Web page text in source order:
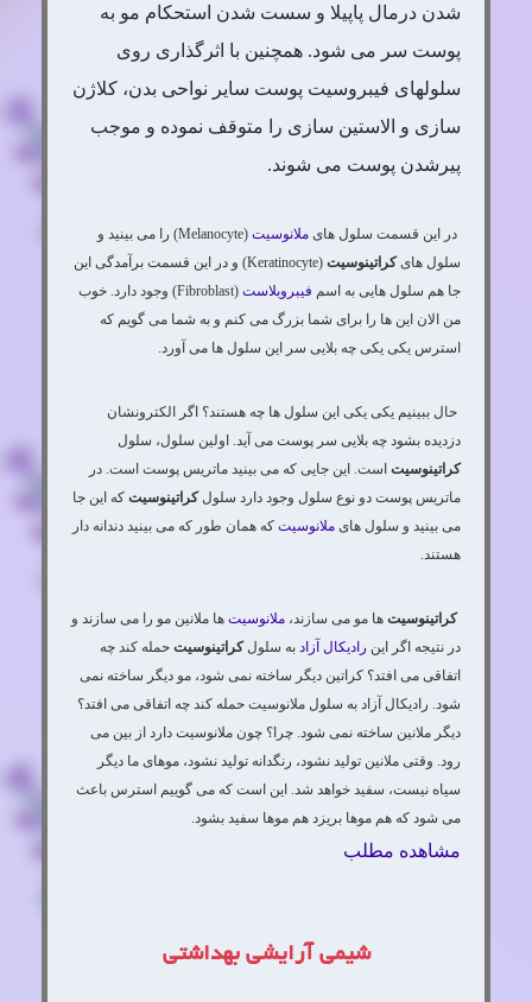
شدن درمال پاپیلا و سست شدن استحکام مو به
پوست سر می شود. همچنین با اثرگذاری روی
سلولهای فیبروسیت پوست سایر نواحی بدن، کلاژن
سازی و الاستین سازی را متوقف نموده و موجب
پیرشدن پوست می شوند.
در این قسمت سلول های ملانوسیت
(Melanocyte) را می بینید و
سلول هایکراتینوسیت
(Keratinocyte) و در این قسمت برآمدگی این
جا هم سلول هایی به اسم فیبروبلاست
(Fibroblast) وجود دارد. خوب
من الان این ها را برای شما بزرگ می کنم و به شما می گویم که
استرس یکی یکی چه بلایی سر این سلول ها می آورد.
حال ببینیم یکی یکی این سلول ها چه هستند؟ اگر الکترونشان
دزدیده بشود چه بلایی سر پوست می آید. اولین سلول، سلول
کراتینوسیت است. این جایی که می بینید ماتریس پوست است. در
ماتریس پوست دو نوع سلول وجود دارد سلولکراتینوسیت که این جا
می بینید و سلول های ملانوسیت که همان طور که می بینید دندانه دار
هستند.
کراتینوسیت ها مو می سازند، ملانوسیت ها ملانین مو را می سازند و
در نتیجه اگر این رادیکال آزاد به سلولکراتینوسیت حمله کند چه
اتفاقی می افتد؟ کراتین دیگر ساخته نمی شود، مو دیگر ساخته نمی
شود. رادیکال آزاد به سلول ملانوسیت حمله کند چه اتفاقی می افتد؟
دیگر ملانین ساخته نمی شود. چرا؟ چون ملانوسیت دارد از بین می
رود. وقتی ملانین تولید نشود، رنگدانه تولید نشود، موهای ما دیگر
سیاه نیست، سفید خواهد شد. این است که می گوییم استرس باعث
می شود که هم موها بریزد هم موها سفید بشود.
مشاهده مطلب
شیمی آرایشی بهداشتی